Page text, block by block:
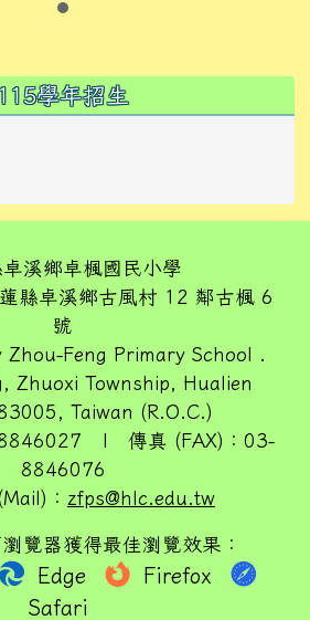
115學年招生
溪鄉卓楓國民小學
縣卓溪鄉古風村 12 鄰古楓 6
號
Feng Primary School .
Zhuoxi Township, Hualien
Taiwan (R.O.C.)
8846027 | 傳真 (FAX)：03-
8846076
： zfps@hlc.edu.tw
覽器獲得最佳瀏覽效果：
Edge
Firefox
Safari